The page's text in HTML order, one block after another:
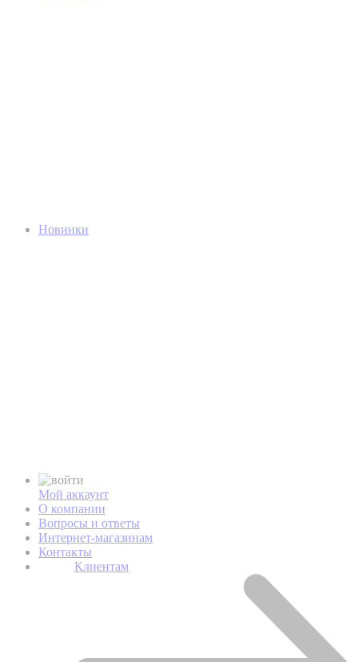
Новинки
Мой аккаунт
О компании
Вопросы и ответы
Интернет-магазинам
Контакты
Клиентам